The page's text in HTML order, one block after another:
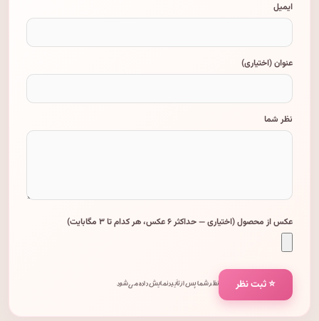
ایمیل
عنوان (اختیاری)
نظر شما
عکس از محصول (اختیاری — حداکثر ۶ عکس، هر کدام تا ۳ مگابایت)
⭐ ثبت نظر نظر شما پس از تأیید نمایش داده می‌شود.